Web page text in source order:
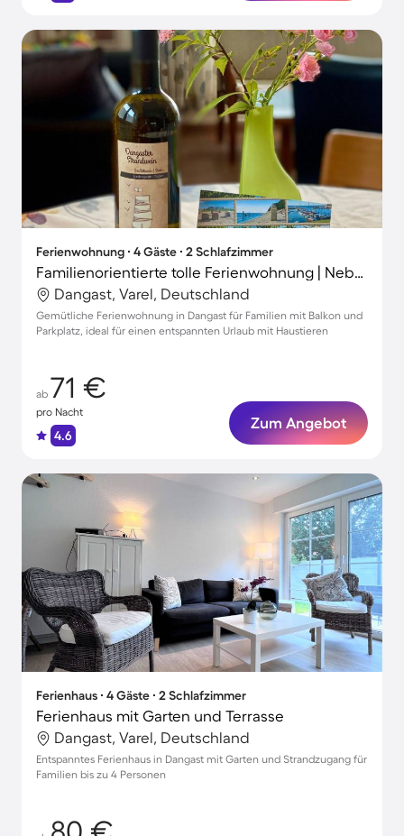
Ferienwohnung ∙ 4 Gäste ∙ 2 Schlafzimmer
Familienorientierte tolle Ferienwohnung | Neben dem Strand | Haustierfreundlich
Dangast, Varel, Deutschland
Gemütliche Ferienwohnung in Dangast für Familien mit Balkon und
Parkplatz, ideal für einen entspannten Urlaub mit Haustieren
ab 71 €
pro Nacht
4.6
Zum Angebot
Ferienhaus ∙ 4 Gäste ∙ 2 Schlafzimmer
Ferienhaus mit Garten und Terrasse
Dangast, Varel, Deutschland
Entspanntes Ferienhaus in Dangast mit Garten und Strandzugang für
Familien bis zu 4 Personen